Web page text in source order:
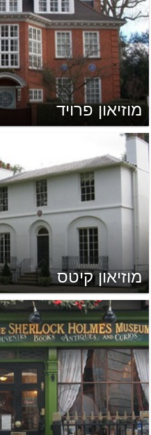
מוזיאון פרויד
מוזיאון קיטס